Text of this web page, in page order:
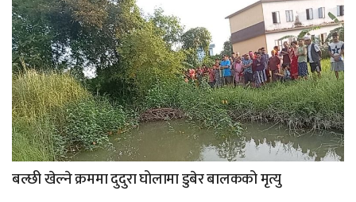
बल्छी खेल्ने क्रममा दुदुरा घोलामा डुबेर बालकको मृत्यु